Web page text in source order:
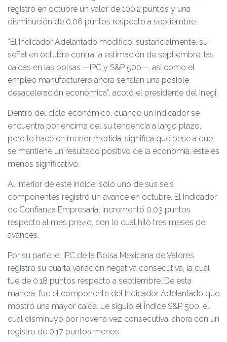
registró en octubre un valor de 100.2 puntos y una
disminución de 0.06 puntos respecto a septiembre.
“El Indicador Adelantado modificó, sustancialmente, su
señal en octubre contra la estimación de septiembre; las
caídas en las bolsas —IPC y S&P 500—, así como el
empleo manufacturero ahora señalan una posible
desaceleración económica”, acotó el presidente del Inegi.
Dentro del ciclo económico, cuando un indicador se
encuentra por encima del su tendencia a largo plazo,
pero lo hace en menor medida, significa que pese a que
se mantiene un resultado positivo de la economía, éste es
menos significativo.
Al interior de este índice, sólo uno de sus seis
componentes registró un avance en octubre. El Indicador
de Confianza Empresarial incrementó 0.03 puntos
respecto al mes previo, con lo cual hiló tres meses de
avances.
Por su parte, el IPC de la Bolsa Mexicana de Valores
registró su cuarta variación negativa consecutiva, la cual
fue de 0.18 puntos respecto a septiembre. De esta
manera, fue el componente del Indicador Adelantado que
mostró una mayor caída. Le siguió el Índice S&P 500, el
cual disminuyó por novena vez consecutiva, ahora con un
registro de 0.17 puntos menos.